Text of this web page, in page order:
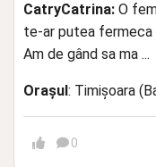
CatryCatrina: O
te-ar putea fermeca
Am de gând sa ma ...
Orașul: Timișoara
0